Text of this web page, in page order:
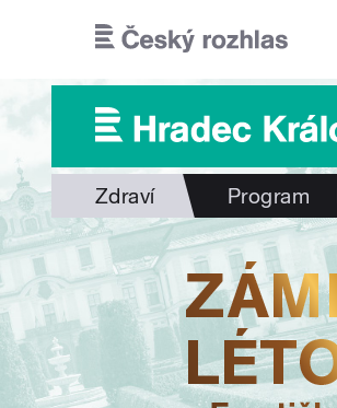
Zdraví Program